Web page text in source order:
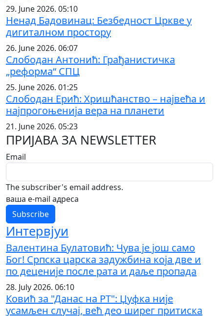
29. June 2026. 05:10
Ненад Бадовинац: Безбедност Цркве у
дигиталном простору
26. June 2026. 06:07
Слободан Антонић: Грађанистичка
„реформа“ СПЦ
25. June 2026. 01:25
Слободан Ерић: Хришћанство – највећа и
најпрогоњенија вера на планети
21. June 2026. 05:23
ПРИЈАВА ЗА NEWSLETTER
Email
The subscriber's email address.
ваша е-mail адреса
Интервјуи
Валентина Булатовић: Чува је још само
Бог! Српска царска задужбина која две и
по деценије после рата и даље пропада
28. July 2026. 06:10
Ковић за "Данас на РТ": Џуфка није
усамљен случај, већ део ширег притиска